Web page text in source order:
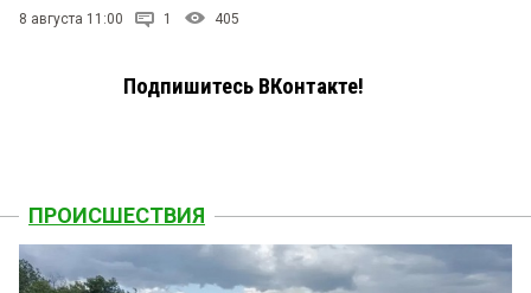
8 августа 11:00 1 405
Подпишитесь ВКонтакте!
ПРОИСШЕСТВИЯ